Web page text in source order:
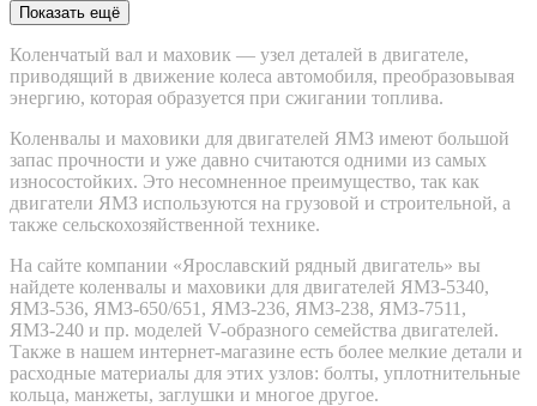
Показать ещё
Коленчатый вал и маховик — узел деталей в двигателе,
приводящий в движение колеса автомобиля, преобразовывая
энергию, которая образуется при сжигании топлива.
Коленвалы и маховики для двигателей ЯМЗ имеют большой
запас прочности и уже давно считаются одними из самых
износостойких. Это несомненное преимущество, так как
двигатели ЯМЗ используются на грузовой и строительной, а
также сельскохозяйственной технике.
На сайте компании «Ярославский рядный двигатель» вы
найдете коленвалы и маховики для двигателей ЯМЗ-5340,
ЯМЗ-536, ЯМЗ-650/651, ЯМЗ-236, ЯМЗ-238, ЯМЗ-7511,
ЯМЗ-240 и пр. моделей V-образного семейства двигателей.
Также в нашем интернет-магазине есть более мелкие детали и
расходные материалы для этих узлов: болты, уплотнительные
кольца, манжеты, заглушки и многое другое.